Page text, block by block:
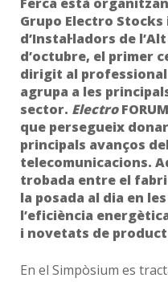
Grupo Electro
d’Instal·ladors de
d’octubre, el primer
dirigit al professional
agrupa a les
sector. Electro
que persegueix
principals avanços
telecomunicacions.
trobada entre el
la posada al dia en
l’eficiència
i novetats de
En el Simpòsium es